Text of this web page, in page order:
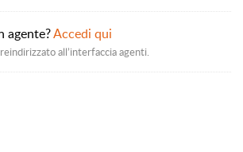
agente?Accedi qui
all’interfaccia agenti.